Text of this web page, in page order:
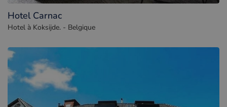
Hotel Carnac
Hotel à Koksijde. - Belgique